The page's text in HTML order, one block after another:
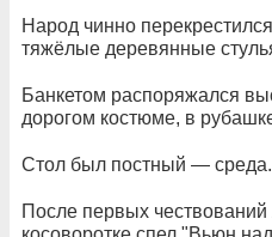
Народ чинно
тяжёлые деревянные
Банкетом распоряжался
дорогом костюме, в
Стол был постный — среда.
После первых